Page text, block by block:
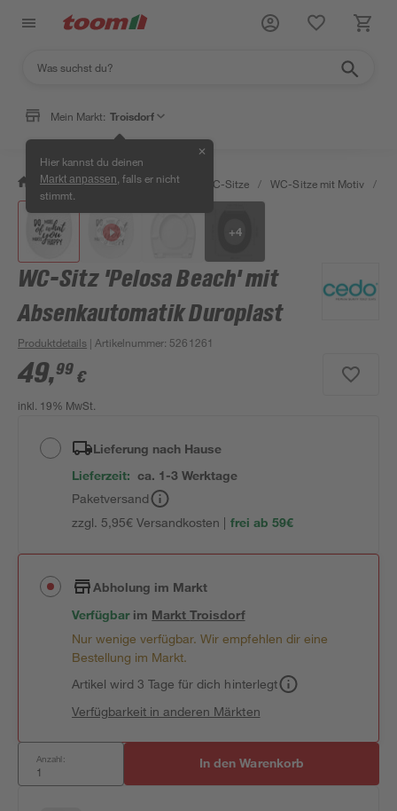
Mein Markt: Troisdorf
Hier kannst du deinen
Markt anpassen , falls er nicht
stimmt.
✕
/ Bad & Sanitär / Toiletten WC-Sitze / WC-Sitze mit Motiv /
+4
WC-Sitz 'Pelosa Beach' mit
Absenkautomatik Duroplast
Produktdetails | Artikelnummer: 5261261
49,99 €
inkl. 19% MwSt.
Lieferung nach Hause
Lieferzeit: ca. 1-3 Werktage
Paketversand
zzgl. 5,95€ Versandkosten | frei ab 59€
Abholung im Markt
Verfügbar im MarktTroisdorf
Nur wenige verfügbar. Wir empfehlen dir eine
Bestellung im Markt.
Artikel wird 3 Tage für dich hinterlegt
Verfügbarkeit in anderen Märkten
Anzahl: In den Warenkorb